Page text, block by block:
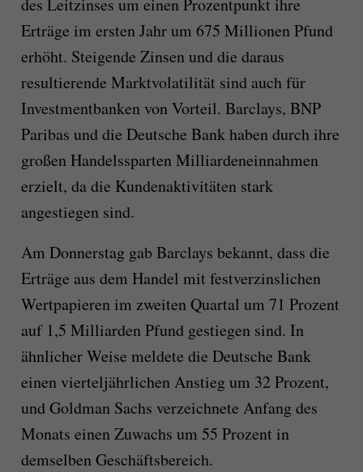
des Leitzinses um einen Prozentpunkt ihre
Erträge im ersten Jahr um 675 Millionen Pfund
erhöht. Steigende Zinsen und die daraus
resultierende Marktvolatilität sind auch für
Investmentbanken von Vorteil. Barclays, BNP
Paribas und die Deutsche Bank haben durch ihre
großen Handelssparten Milliardeneinnahmen
erzielt, da die Kundenaktivitäten stark
angestiegen sind.
Am Donnerstag gab Barclays bekannt, dass die
Erträge aus dem Handel mit festverzinslichen
Wertpapieren im zweiten Quartal um 71 Prozent
auf 1,5 Milliarden Pfund gestiegen sind. In
ähnlicher Weise meldete die Deutsche Bank
einen vierteljährlichen Anstieg um 32 Prozent,
und Goldman Sachs verzeichnete Anfang des
Monats einen Zuwachs um 55 Prozent in
demselben Geschäftsbereich.